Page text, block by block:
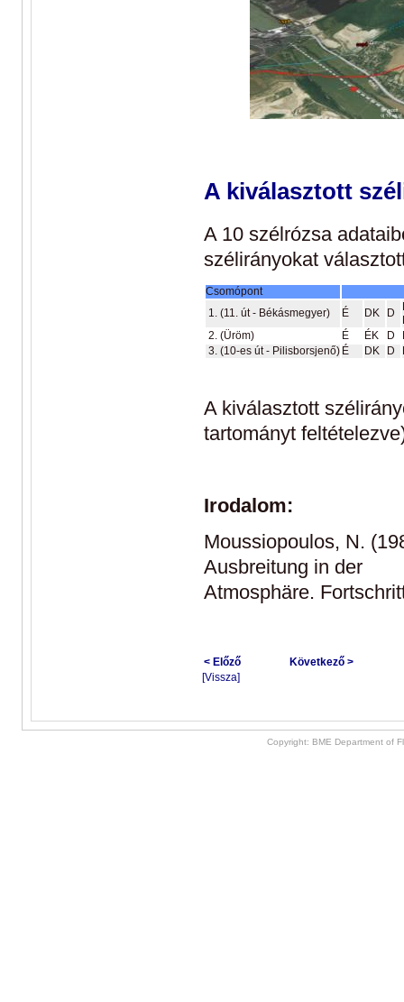
A kiválasztott
A 10 szélrózsa
szélirányokat
Csomópont
1. (11. út - Békásmegyer)
É DK D
2. (Üröm)
É ÉK D
3. (10-es út - Pilisborsjenő) É DK D
A kiválasztott
tartományt
Irodalom:
Moussiopoulos, N.
Ausbreitung in der
Atmosphäre.
< Előző
Következő >
[Vissza]
Copyright: BME Department of